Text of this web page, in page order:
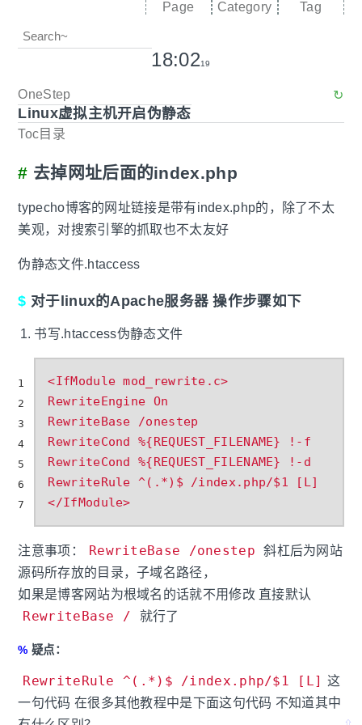
Page Category Tag
18:0220
OneStep ↻
Linux虚拟主机开启伪静态
Toc目录
去掉网址后面的index.php
typecho博客的网址链接是带有index.php的，除了不太
美观，对搜索引擎的抓取也不太友好
伪静态文件.htaccess
对于linux的Apache服务器 操作步骤如下
书写.htaccess伪静态文件
<IfModule mod_rewrite.c>
RewriteEngine On
RewriteBase /onestep
RewriteCond %{REQUEST_FILENAME} !-f
RewriteCond %{REQUEST_FILENAME} !-d
RewriteRule ^(.*)$ /index.php/$1 [L]
1
2
3
4
5
6
7
注意事项： RewriteBase /onestep
斜杠后为网站
源码所存放的目录，子域名路径，
如果是博客网站为根域名的话就不用修改 直接默认
RewriteBase / 就行了
疑点：
RewriteRule ^(.*)$ /index.php/$1 [L]
这
一句代码 在很多其他教程中是下面这句代码 不知道其中